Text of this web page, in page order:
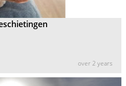
over 2 years